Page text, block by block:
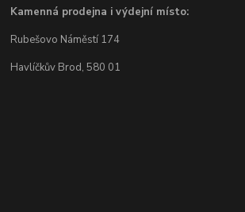
Kamenná prodejna i výdejní místo:
Rubešovo Náměstí 174
Havlíčkův Brod, 580 01